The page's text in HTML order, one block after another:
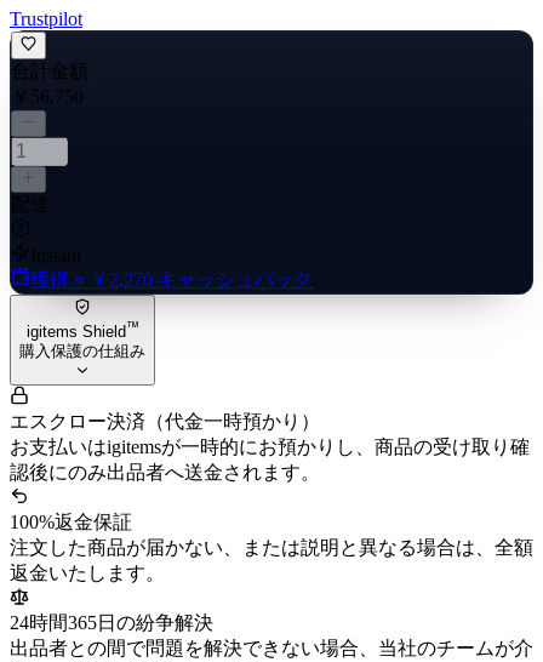
Trustpilot
合計金額
￥56,750
配送
Instant
獲得 ≈ ￥2,270 キャッシュバック
igitems Shield™
購入保護の仕組み
エスクロー決済（代金一時預かり）
お支払いはigitemsが一時的にお預かりし、商品の受け取り確
認後にのみ出品者へ送金されます。
100%返金保証
注文した商品が届かない、または説明と異なる場合は、全額
返金いたします。
24時間365日の紛争解決
出品者との間で問題を解決できない場合、当社のチームが介